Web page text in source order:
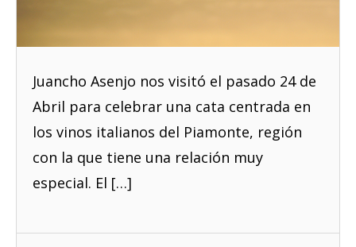
Juancho Asenjo nos visitó el pasado 24 de
Abril para celebrar una cata centrada en
los vinos italianos del Piamonte, región
con la que tiene una relación muy
especial. El […]